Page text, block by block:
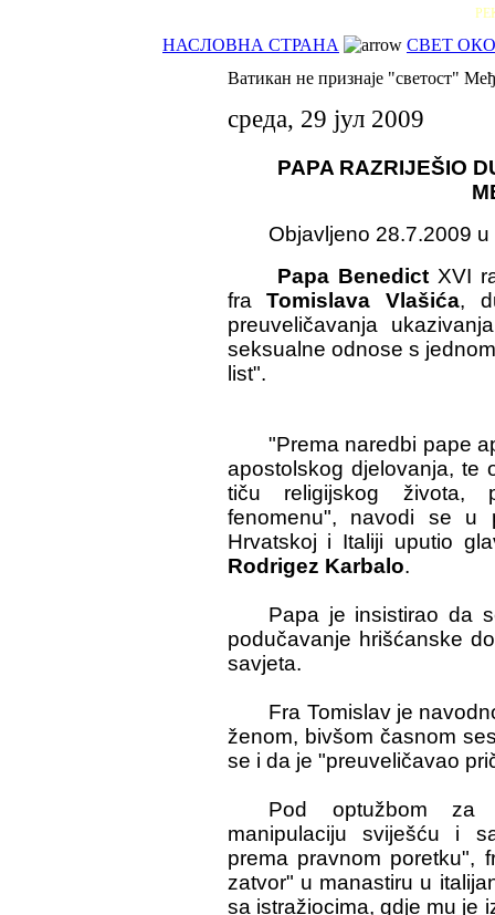
НАСЛОВНА СТРАНА
СВЕТ
Ватикан не признаје "светост"
среда, 29 јул 2009
PAPA RAZRIJEŠIO
Objavljeno 28.7.2009 u
Papa Benedict XVI
fraTomislava Vlašića,
preuveličavanja
seksualne odnose s
list".
"Prema naredbi pape
apostolskog djelovanja, te
tiču religijskog života,
fenomenu", navodi se u
Hrvatskoj i Italiji uputio
Rodrigez Karbalo.
Papa je insistirao da
podučavanje hrišćanske
savjeta.
Fra Tomislav je
ženom, bivšom časnom
se i da je "preuveličavao
Pod optužbom za
manipulaciju sviješću i
prema pravnom poretku",
zatvor" u manastiru u
sa istražiocima, gdje mu je